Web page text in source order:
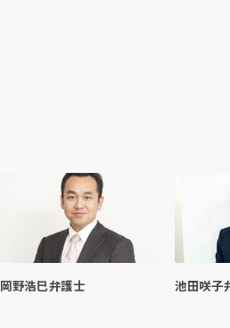
岡野浩巳弁護士 池田咲子